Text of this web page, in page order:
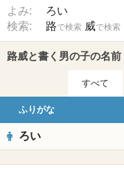
よみ:
ろい
検索:
路で検索 威で検索
路威と書く男の子の名前
すべて
ふりがな
ろい